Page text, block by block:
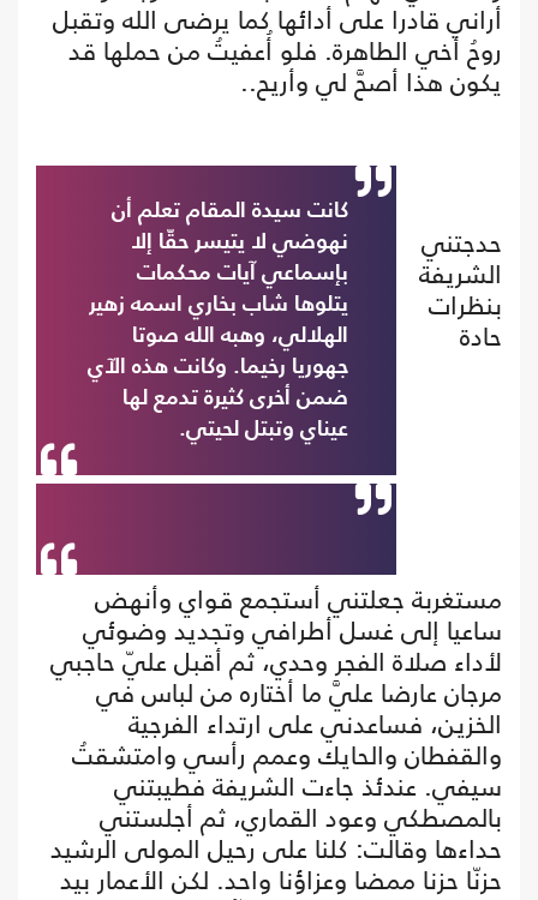
أراني قادرا على أدائها كما يرضى الله وتقبل
روحُ أخي الطاهرة. فلو أُعفيتُ من حملها قد
يكون هذا أصحَّ لي وأريح..
كانت سيدة المقام تعلم أن
نهوضي لا يتيسر حقّا إلا
بإسماعي آيات محكمات
يتلوها شاب بخاري اسمه زهير
الهلالي، وهبه الله صوتا
جهوريا رخيما. وكانت هذه الآي
ضمن أخرى كثيرة تدمع لها
عيناي وتبتل لحيتي.
حدجتني
الشريفة
بنظرات
حادة
مستغربة جعلتني أستجمع قواي وأنهض
ساعيا إلى غسل أطرافي وتجديد وضوئي
لأداء صلاة الفجر وحدي، ثم أقبل عليّ حاجبي
مرجان عارضا عليَّ ما أختاره من لباس في
الخزين، فساعدني على ارتداء الفرجية
والقفطان والحايك وعمم رأسي وامتشقتُ
سيفي. عندئذ جاءت الشريفة فطيبتني
بالمصطكي وعود القماري، ثم أجلستني
حداءها وقالت: كلنا على رحيل المولى الرشيد
حزنّا حزنا ممضا وعزاؤنا واحد. لكن الأعمار بيد